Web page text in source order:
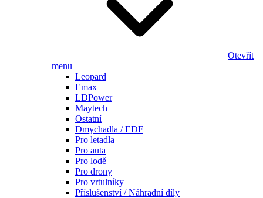
Otevřít
menu
Leopard
Emax
LDPower
Maytech
Ostatní
Dmychadla / EDF
Pro letadla
Pro auta
Pro lodě
Pro drony
Pro vrtulníky
Příslušenství / Náhradní díly